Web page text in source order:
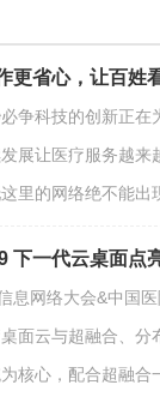
更省心，让百姓
争科技的创新正
展让医疗服务越
里的网络绝不能
下一代云桌面点
网络大会&中国
面云与超融合、
核心，配合超融